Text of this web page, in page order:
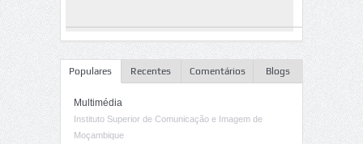
Populares Recentes Comentários Blogs
Multimédia
Instituto Superior de Comunicação e Imagem de
Moçambique